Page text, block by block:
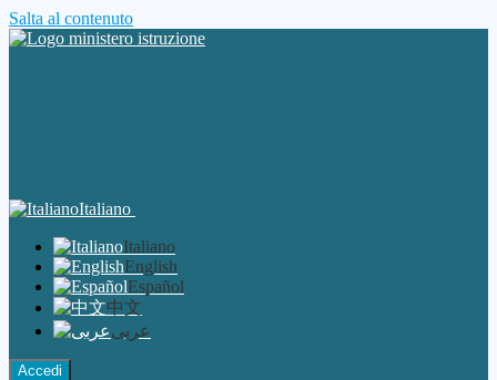
Salta al contenuto
Italiano
Italiano
English
Español
中文
عربى
Accedi